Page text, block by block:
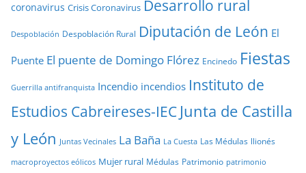
coronavirus Crisis Coronavirus Desarrollo rural
Despoblación Despoblación Rural Diputación de León El
Puente El puente de Domingo Flórez Encinedo Fiestas
Guerrilla antifranquista Incendio incendios Instituto de
Estudios Cabreireses-IEC Junta de Castilla
y León Juntas Vecinales La Baña La Cuesta Las Médulas llionés
macroproyectos eólicos Mujer rural Médulas Patrimonio patrimonio